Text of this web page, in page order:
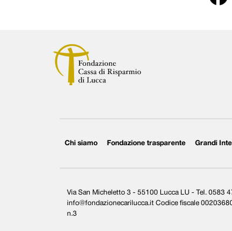
Chi siamo Fondazione trasparente Grandi
Via San Micheletto 3 - 55100 Lucca LU - Tel. 0583
info@fondazionecarilucca.it Codice fiscale
n.3